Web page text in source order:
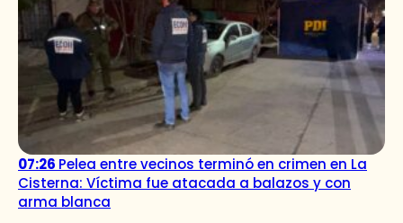
07:26 Pelea entre vecinos terminó en crimen en La
Cisterna: Víctima fue atacada a balazos y con
arma blanca